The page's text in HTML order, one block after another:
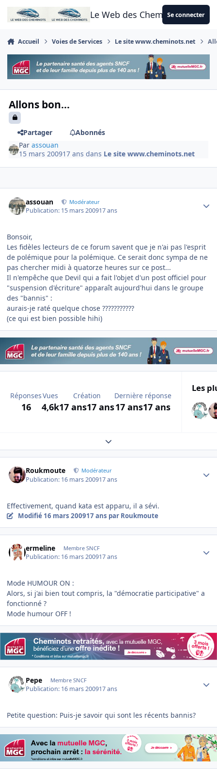
Aller au contenu
Le Web des CheminotsSe connecter
Accueil Voies de Services Le site www.cheminots.net
Allons bon...
Partager
Abonnés
Parassouan
15 mars 200917 ans dans Le site www.cheminots.net
assouan Modérateur
Publication: 15 mars 200917 ans
Bonsoir,
Les fidèles lecteurs de ce forum savent que je n'ai pas l'esprit
de polémique pour la polémique. Ce serait donc sympa de ne
pas chercher midi à quatorze heures sur ce post...
Il n'empêche que Devil qui a fait l'objet d'un post officiel pour
"suspension d'écriture" apparaît aujourd'hui dans le groupe
des "bannis" :
aurais-je raté quelque chose ???????????
(ce qui est bien possible hihi)
Réponses
16
Vues
4,6k
Création
17 ans17 ans
Dernière réponse
17 ans17 ans
Les
Expand topic overview
Roukmoute Modérateur
Publication: 16 mars 200917 ans
Effectivement, quand kata est apparu, il a sévi.
Modifié 16 mars 200917 ans par Roukmoute
ermeline Membre SNCF
Publication: 16 mars 200917 ans
Mode HUMOUR ON :
Alors, si j'ai bien tout compris, la "démocratie participative" a
fonctionné ?
Mode humour OFF !
Pepe Membre SNCF
Publication: 16 mars 200917 ans
Petite question: Puis-je savoir qui sont les récents bannis?